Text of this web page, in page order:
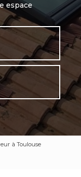
espace
à Toulouse